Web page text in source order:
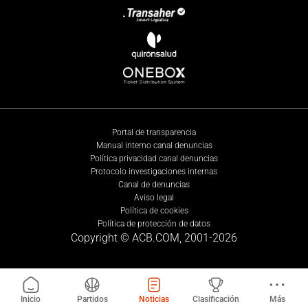
Portal de transparencia
Manual interno canal denuncias
Política privacidad canal denuncias
Protocolo investigaciones internas
Canal de denuncias
Aviso legal
Política de cookies
Política de protección de datos
Copyright © ACB.COM, 2001-2026
Inicio Partidos Noticias Clasificación Más